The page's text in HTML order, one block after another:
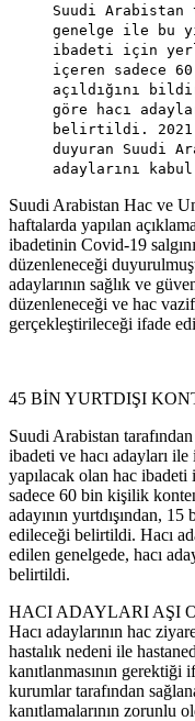
Suudi Arabistan
genelge ile bu
ibadeti için
içeren sadece
açıldığını
göre hacı
belirtildi. 2021
duyuran Suudi
adaylarını
Suudi Arabistan Hac ve
haftalarda yapılan
ibadetinin Covid-19
düzenleneceği
adaylarının sağlık ve
düzenleneceği ve hac
gerçekleştirileceği ifade
45 BİN YURTDIŞI
Suudi Arabistan
ibadeti ve hacı adayları
yapılacak olan hac ibadeti
sadece 60 bin kişilik
adayının yurtdışından,
edileceği belirtildi. Hacı
edilen genelgede, hacı
belirtildi.
HACI ADAYLARI AŞI
Hacı adaylarının hac
hastalık nedeni ile
kanıtlanmasının gerektiği
kurumlar tarafından
kanıtlamalarının zorunlu